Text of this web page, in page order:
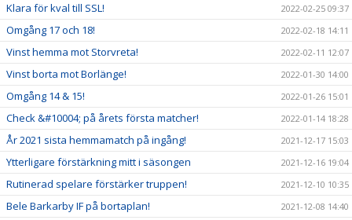
Klara för kval till SSL! 2022-02-25 09:37
Omgång 17 och 18! 2022-02-18 14:11
Vinst hemma mot Storvreta! 2022-02-11 12:07
Vinst borta mot Borlänge! 2022-01-30 14:00
Omgång 14 & 15! 2022-01-26 15:01
Check &#10004; på årets första matcher! 2022-01-14 18:28
År 2021 sista hemmamatch på ingång! 2021-12-17 15:03
Ytterligare förstärkning mitt i säsongen 2021-12-16 19:04
Rutinerad spelare förstärker truppen! 2021-12-10 10:35
Bele Barkarby IF på bortaplan! 2021-12-08 14:40